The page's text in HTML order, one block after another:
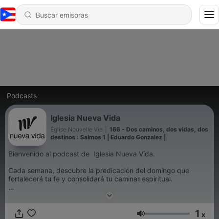
Podcasts
Iglesia Nueva Vida
Église Nouvelle Vie
166 - Dos caminos, dos vidas, dos
destinos : Salmos 1 | Eduardo Gonzalez |
Bienvenido al podcast de Iglesia Nueva Vida.
Cada semana, descubre la predicación del domingo que
fortalecerá tu fe y consolidará tu caminar espiritual.
Si el mensaje te ha impactado, no dudes en compartirlo con tu
1 x